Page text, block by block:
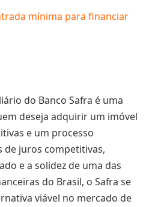
mínima para financiar
do Banco Safra é uma
deseja adquirir um imóvel
e um processo
de juros competitivas,
e a solidez de uma das
do Brasil, o Safra se
viável no mercado de